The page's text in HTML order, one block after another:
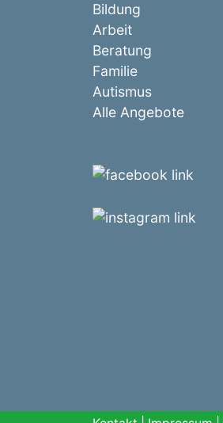
Bildung
Arbeit
Beratung
Familie
Autismus
Alle Angebote